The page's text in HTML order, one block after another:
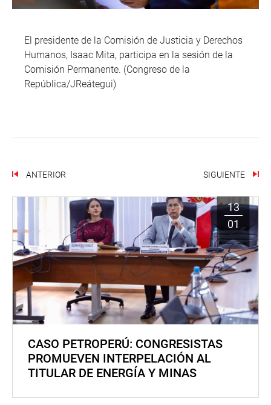
El presidente de la Comisión de Justicia y Derechos
Humanos, Isaac Mita, participa en la sesión de la
Comisión Permanente. (Congreso de la
República/JReátegui)
ANTERIOR SIGUIENTE
13
01
CASO PETROPERÚ: CONGRESISTAS
PROMUEVEN INTERPELACIÓN AL
TITULAR DE ENERGÍA Y MINAS